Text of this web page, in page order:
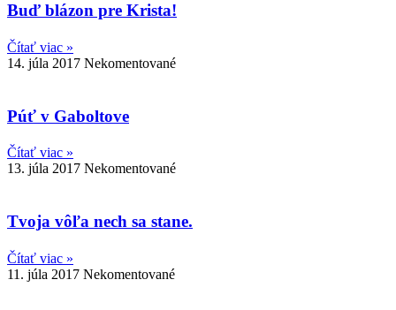
Buď blázon pre Krista!
Čítať viac »
14. júla 2017 Nekomentované
Púť v Gaboltove
Čítať viac »
13. júla 2017 Nekomentované
Tvoja vôľa nech sa stane.
Čítať viac »
11. júla 2017 Nekomentované